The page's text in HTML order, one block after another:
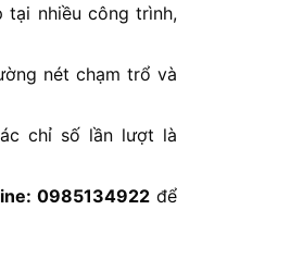
tại nhiều công trình,
nét chạm trổ và
chỉ số lần lượt là
0985134922 để